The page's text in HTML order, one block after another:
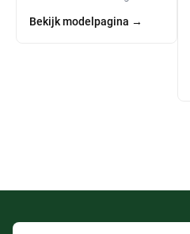
Bekijk modelpagina →